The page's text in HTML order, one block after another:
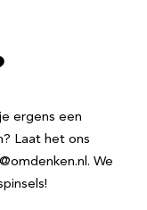
ergens een
Laat het ons
We